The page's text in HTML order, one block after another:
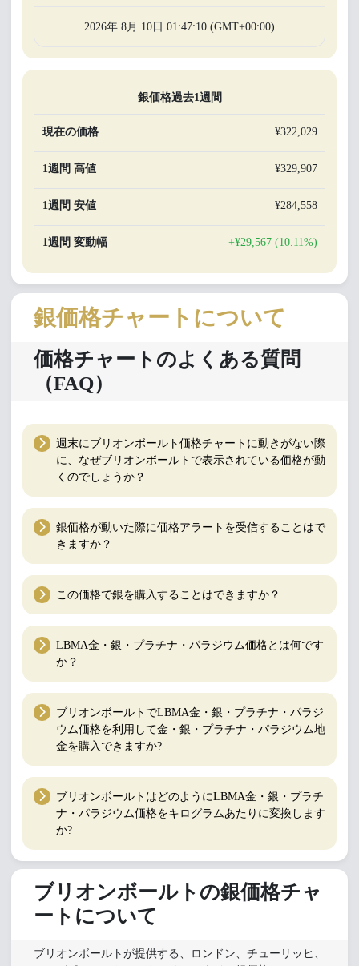
2026年 8月 10日 01:47:10 (GMT+00:00)
銀価格過去1週間
現在の価格 ¥322,029
1週間 高値 ¥329,907
1週間 安値 ¥284,558
1週間 変動幅 +¥29,567 (10.11%)
銀価格チャートについて
価格チャートのよくある質問
（FAQ）
週末にブリオンボールト価格チャートに動きがない際
に、なぜブリオンボールトで表示されている価格が動
くのでしょうか？
銀価格が動いた際に価格アラートを受信することはで
きますか？
この価格で銀を購入することはできますか？
LBMA金・銀・プラチナ・パラジウム価格とは何です
か？
ブリオンボールトでLBMA金・銀・プラチナ・パラジ
ウム価格を利用して金・銀・プラチナ・パラジウム地
金を購入できますか?
ブリオンボールトはどのようにLBMA金・銀・プラチ
ナ・パラジウム価格をキログラムあたりに変換します
か?
ブリオンボールトの銀価格チャ
ートについて
ブリオンボールトが提供する、ロンドン、チューリッヒ、